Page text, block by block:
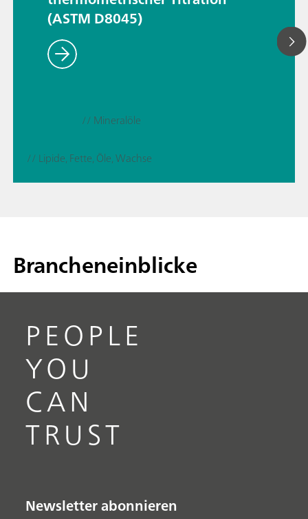
(ASTM D8045)
// Mineralöle
// Lipide, Fette, Öle, Wachse
Brancheneinblicke
PEOPLE
YOU
CAN
TRUST
Newsletter abonnieren